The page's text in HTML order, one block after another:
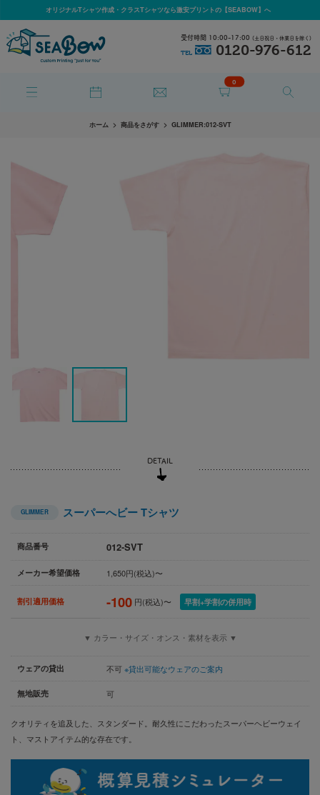
オリジナルTシャツ作成・クラスTシャツなら激安プリントの【SEABOW】へ
0
受付時間 10:00-17:00 (土日祝日・休業日を除く)
TEL 0120-976-612
ホーム 商品をさがす GLIMMER:012-SVT
GLIMMER スーパーへビー Tシャツ
商品番号 012-SVT
メーカー希望価格 1,650円(税込)〜
割引適用価格 -100 円(税込)〜 早割+学割の併用時
▼ カラー・サイズ・オンス・素材を表示 ▼
ウェアの貸出 不可 ※貸出可能なウェアのご案内
無地販売 可
クオリティを追及した、スタンダード。耐久性にこだわったスーパーヘビーウェイ
ト、マストアイテム的な存在です。